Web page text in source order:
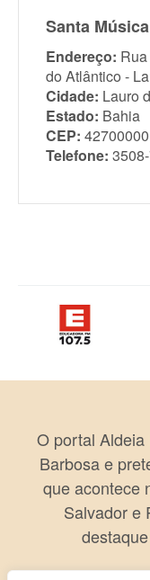
Santa
Endereço:
do Atlântico -
Cidade: Lauro
Estado: Bahia
CEP: 42700000
Telefone:
O portal
Barbosa e
que acontece
Salvador e